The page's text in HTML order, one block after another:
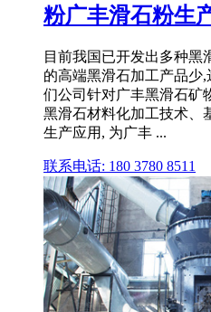
粉广丰滑石粉生
目前我国已开发出多种黑
的高端黑滑石加工产品少
们公司针对广丰黑滑石矿
黑滑石材料化加工技术、
生产应用, 为广丰 ...
联系电话: 180 3780 8511